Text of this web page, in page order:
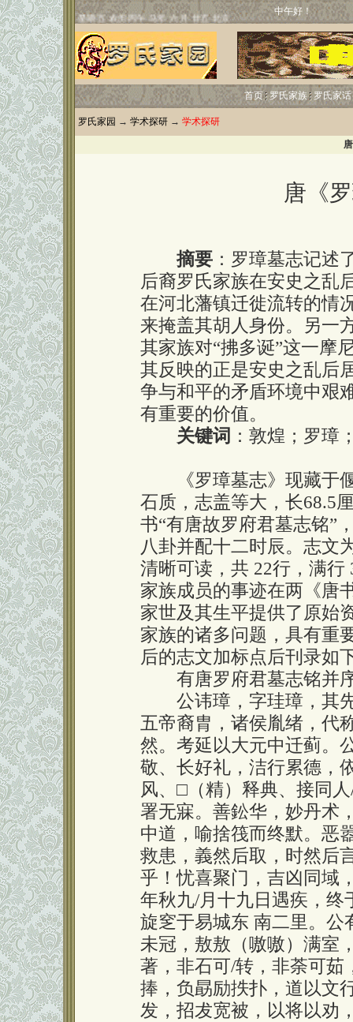
中午好！
首页 罗氏家族 罗氏家话
罗氏家园 → 学术探研 → 学术探研
唐《
摘要 ：罗璋墓志记述
后裔罗氏家族在安史之乱
在河北藩镇迁徙流转的情
来掩盖其胡人身份。另一
其家族对“拂多诞”这一摩
其反映的正是安史之乱后
争与和平的矛盾环境中艰
有重要的价值。
关键词 ：敦煌；罗璋
《罗璋墓志》现藏于偃
石质，志盖等大，长68.5
书“有唐故罗府君墓志铭”
八卦并配十二时辰。志文
清晰可读，共 22行，满行
家族成员的事迹在两《唐
家世及其生平提供了原始
家族的诸多问题，具有重
后的志文加标点后刊录如
有唐罗府君墓志铭并
公讳璋，字珪璋，其先
五帝裔胄，诸侯胤绪，代
然。考延以大元中迁蓟。
敬、长好礼，洁行累德，
风、□（精）释典、接同
署无寐。善鈆华，妙丹术
中道，喻捨筏而终默。恶
救患，義然后取，时然后
乎！忧喜聚门，吉凶同域
年秋九/月十九日遇疾，终
旋窆于易城东 南二里。公
未冠，敖敖（嗷嗷）满室
著，非石可/转，非荼可茹
捧，负勗励抶扑，道以文
发，招犮宽被，以将以劝